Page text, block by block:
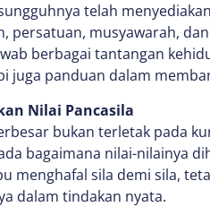
telah
persatuan, musyawarah,
berbagai tantangan
juga panduan dalam
Nilai Pancasila
bukan terletak pada
bagaimana nilai-nilainya
menghafal sila demi sila,
dalam tindakan nyata.